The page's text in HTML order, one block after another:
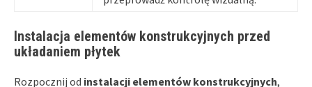
Instalacja elementów konstrukcyjnych przed
układaniem płytek
Rozpocznij od instalacji elementów konstrukcyjnych,